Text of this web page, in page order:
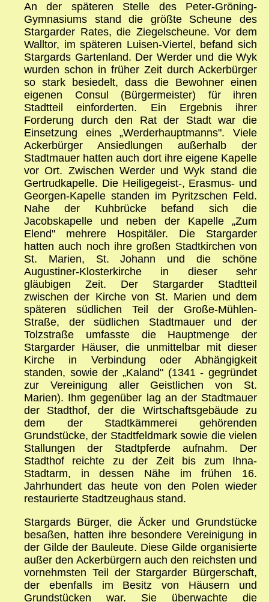
An der späteren Stelle des Peter-Gröning-
Gymnasiums stand die größte Scheune des
Stargarder Rates, die Ziegelscheune. Vor dem
Walltor, im späteren Luisen-Viertel, befand sich
Stargards Gartenland. Der Werder und die Wyk
wurden schon in früher Zeit durch Ackerbürger
so stark besiedelt, dass die Bewohner einen
eigenen Consul (Bürgermeister) für ihren
Stadtteil einforderten. Ein Ergebnis ihrer
Forderung durch den Rat der Stadt war die
Einsetzung eines „Werderhauptmanns". Viele
Ackerbürger Ansiedlungen außerhalb der
Stadtmauer hatten auch dort ihre eigene Kapelle
vor Ort. Zwischen Werder und Wyk stand die
Gertrudkapelle. Die Heiligegeist-, Erasmus- und
Georgen-Kapelle standen im Pyritzschen Feld.
Nahe der Kuhbrücke befand sich die
Jacobskapelle und neben der Kapelle „Zum
Elend" mehrere Hospitäler. Die Stargarder
hatten auch noch ihre großen Stadtkirchen von
St. Marien, St. Johann und die schöne
Augustiner-Klosterkirche in dieser sehr
gläubigen Zeit. Der Stargarder Stadtteil
zwischen der Kirche von St. Marien und dem
späteren südlichen Teil der Große-Mühlen-
Straße, der südlichen Stadtmauer und der
Tolzstraße umfasste die Hauptmenge der
Stargarder Häuser, die unmittelbar mit dieser
Kirche in Verbindung oder Abhängigkeit
standen, sowie der „Kaland" (1341 - gegründet
zur Vereinigung aller Geistlichen von St.
Marien). Ihm gegenüber lag an der Stadtmauer
der Stadthof, der die Wirtschaftsgebäude zu
dem der Stadtkämmerei gehörenden
Grundstücke, der Stadtfeldmark sowie die vielen
Stallungen der Stadtpferde aufnahm. Der
Stadthof reichte zu der Zeit bis zum Ihna-
Stadtarm, in dessen Nähe im frühen 16.
Jahrhundert das heute von den Polen wieder
restaurierte Stadtzeughaus stand.
Stargards Bürger, die Äcker und Grundstücke
besaßen, hatten ihre besondere Vereinigung in
der Gilde der Bauleute. Diese Gilde organisierte
außer den Ackerbürgern auch den reichsten und
vornehmsten Teil der Stargarder Bürgerschaft,
der ebenfalls im Besitz von Häusern und
Grundstücken war. Sie überwachte die